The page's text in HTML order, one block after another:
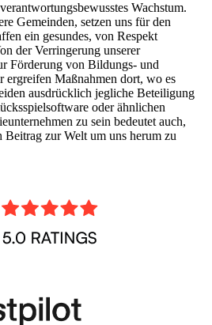
Wachstum.
Gemeinden, setzen uns für den
ein gesundes, von Respekt
der Verringerung unserer
Förderung von Bildungs- und
Maßnahmen dort, wo es
ausdrücklich jegliche Beteiligung
oder ähnlichen
zu sein bedeutet auch,
zur Welt um uns herum zu